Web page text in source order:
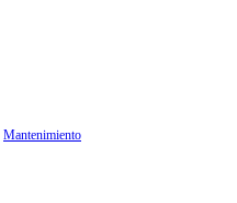
Mantenimiento